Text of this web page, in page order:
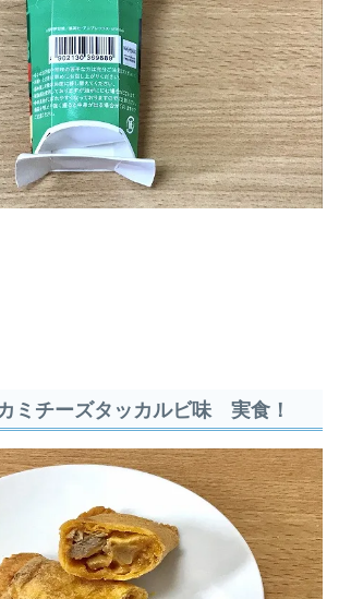
ミチーズタッカルビ味 実食！